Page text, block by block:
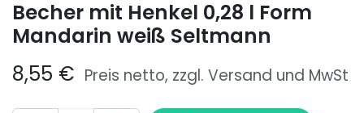
Becher mit Henkel 0,28 l Form
Mandarin weiß Seltmann
8,55 € Preis netto, zzgl. Versand und MwSt